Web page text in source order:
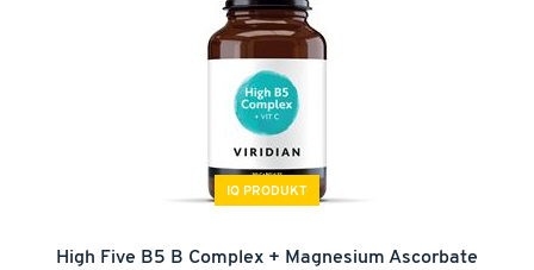
IQ PRODUKT
High Five B5 B Complex + Magnesium Ascorbate